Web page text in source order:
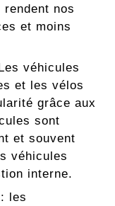
nos
et moins
véhicules
et les vélos
grâce aux
sont
et souvent
véhicules
interne.
: les